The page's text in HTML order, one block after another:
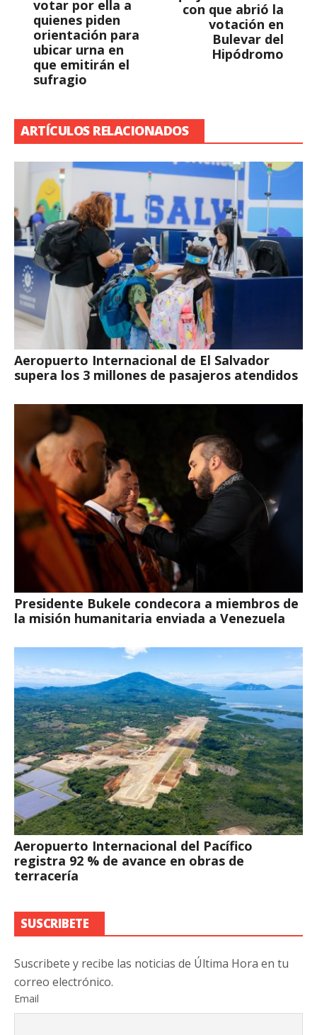
votar por ella a
quienes piden
orientación para
ubicar urna en
que emitirán el
sufragio
con que abrió la
votación en
Bulevar del
Hipódromo
ARTÍCULOS RELACIONADOS
Aeropuerto Internacional de El Salvador
supera los 3 millones de pasajeros atendidos
Presidente Bukele condecora a miembros de
la misión humanitaria enviada a Venezuela
Aeropuerto Internacional del Pacífico
registra 92 % de avance en obras de
terracería
SUSCRIBETE
Suscribete y recibe las noticias de Última Hora en tu
correo electrónico.
Email